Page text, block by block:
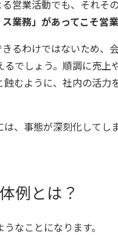
営業活動でも、それそ
業務」があってこそ営
るわけではないため、
でしょう。順調に売
むように、社内の活
、事態が深刻化して
例とは？
なことになります。